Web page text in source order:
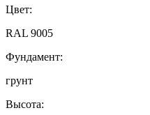
Цвет:
RAL 9005
Фундамент:
грунт
Высота: